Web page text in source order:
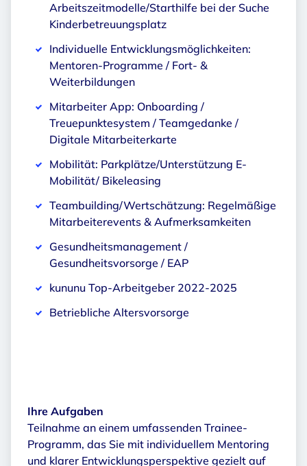
Arbeitszeitmodelle/Starthilfe bei der Suche
Kinderbetreuungsplatz
Individuelle Entwicklungsmöglichkeiten:
Mentoren-Programme / Fort- &
Weiterbildungen
Mitarbeiter App: Onboarding /
Treuepunktesystem / Teamgedanke /
Digitale Mitarbeiterkarte
Mobilität: Parkplätze/Unterstützung E-
Mobilität/ Bikeleasing
Teambuilding/Wertschätzung: Regelmäßige
Mitarbeiterevents & Aufmerksamkeiten
Gesundheitsmanagement /
Gesundheitsvorsorge / EAP
kununu Top-Arbeitgeber 2022-2025
Betriebliche Altersvorsorge
Ihre Aufgaben
Teilnahme an einem umfassenden Trainee-
Programm, das Sie mit individuellem Mentoring
und klarer Entwicklungsperspektive gezielt auf